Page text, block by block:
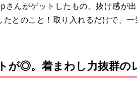
んがゲットしたもの。抜け感が
とのこと！取り入れるだけで、
が◎。着まわし力抜群の